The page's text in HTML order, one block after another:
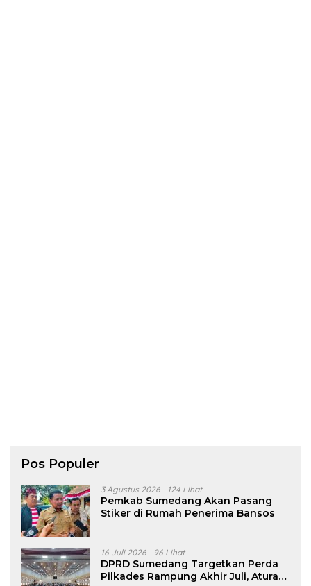
Pos Populer
3 Agustus 2026 124 Lihat
Pemkab Sumedang Akan Pasang
Stiker di Rumah Penerima Bansos
16 Juli 2026 96 Lihat
DPRD Sumedang Targetkan Perda
Pilkades Rampung Akhir Juli, Aturan